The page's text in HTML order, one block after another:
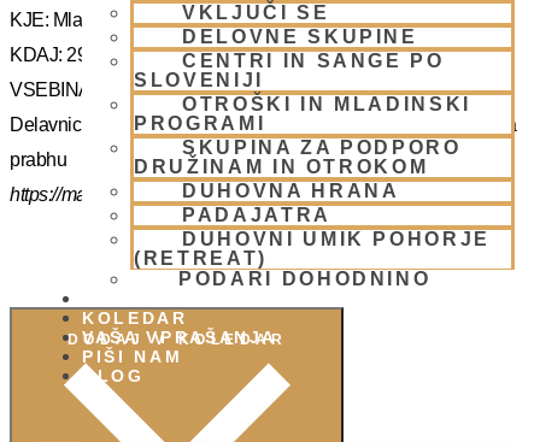
VKLJUČI SE
DELOVNE SKUPINE
CENTRI IN SANGE PO
SLOVENIJI
OTROŠKI IN MLADINSKI
PROGRAMI
SKUPINA ZA PODPORO
DRUŽINAM IN OTROKOM
DUHOVNA HRANA
PADAJATRA
DUHOVNI UMIK POHORJE
(RETREAT)
PODARI DOHODNINO
KOLEDAR
VAŠA VPRAŠANJA
PIŠI NAM
BLOG
KJE: Mladinski dom na Smolniku (mariborsko Pohorje)
KDAJ: 29.7.- 2.8.2025 (od torka do sobote)
VSEBINA:
Delavnice in bo vodil, Šrila Prabhupadov učenec NM Mahatma
prabhu
https://mahatmadas.com